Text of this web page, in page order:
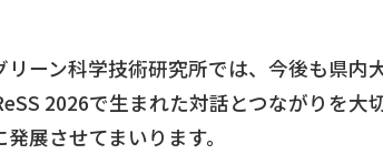
リーン科学技術研究所では、今後も県
2026で生まれた対話とつながりを
展させてまいります。